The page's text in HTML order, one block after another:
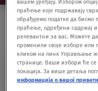
FOTOSEŠN
вашем уређају. Избором
праћење које подржавају
обрађујемо податке да бисмо
праћење, одређени садржај
релевантни за вас. Можете
променили своје изборе или
кликом на линк Управљање
странице. Ваши избори ће се
локација. За више детаља
информација о вашој